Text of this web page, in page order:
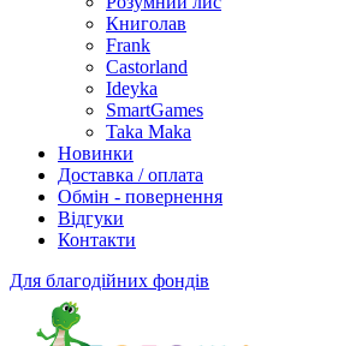
Книголав
Frank
Castorland
Ideyka
SmartGames
Taka Maka
Новинки
Доставка / оплата
Обмін - повернення
Відгуки
Контакти
Для благодійних фондів